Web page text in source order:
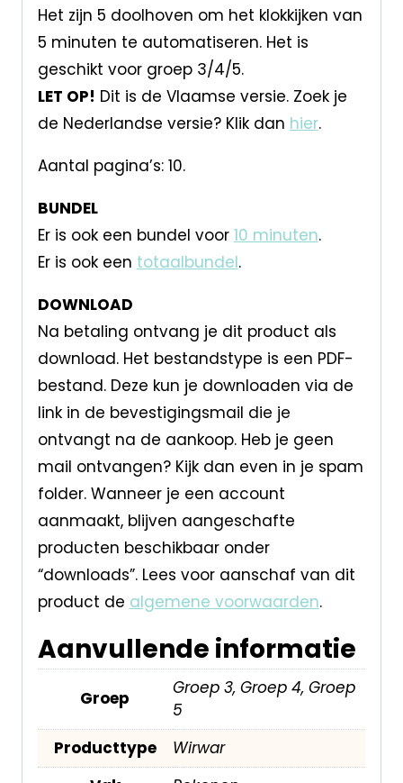
Het zijn 5 doolhoven om het klokkijken van
5 minuten te automatiseren. Het is
geschikt voor groep 3/4/5.
LET OP! Dit is de Vlaamse versie. Zoek je
de Nederlandse versie? Klik dan hier.
Aantal pagina’s: 10.
BUNDEL
Er is ook een bundel voor 10 minuten.
Er is ook een totaalbundel.
DOWNLOAD
Na betaling ontvang je dit product als
download. Het bestandstype is een PDF-
bestand. Deze kun je downloaden via de
link in de bevestigingsmail die je
ontvangt na de aankoop. Heb je geen
mail ontvangen? Kijk dan even in je spam
folder. Wanneer je een account
aanmaakt, blijven aangeschafte
producten beschikbaar onder
“downloads”. Lees voor aanschaf van dit
product de algemene voorwaarden.
Aanvullende informatie
Groep
Groep 3, Groep 4, Groep
5
Producttype
Wirwar